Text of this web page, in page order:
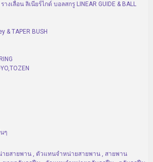
งเลื่อน ลิเนียร์ไกด์ บอลสกรู LINEAR GUIDE & BALL
& TAPER BUSH
ๆ
ยสายพาน , ตัวแทนจำหน่ายสายพาน , สายพาน